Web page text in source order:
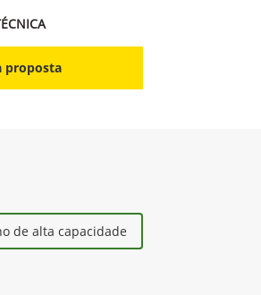
proposta
de alta capacidade